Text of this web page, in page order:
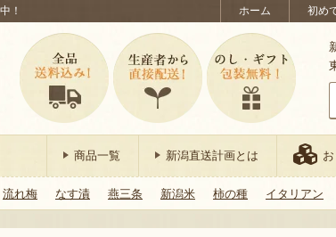
ホーム 初め
！
商品一覧 新潟直送計画とは
流れ梅 なす漬 燕三条 新潟米 柿の種 イタリアン